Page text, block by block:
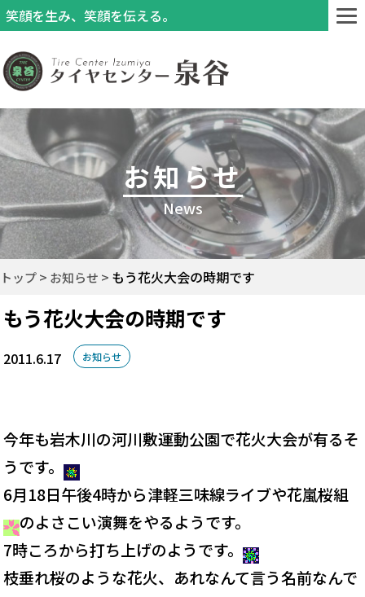
笑顔を生み、笑顔を伝える。
お知らせ
News
トップ お知らせ もう花火大会の時期です
もう花火大会の時期です
2011.6.17 お知らせ
今年も岩木川の河川敷運動公園で花火大会が有るそ
うです。
6月18日午後4時から津軽三味線ライブや花嵐桜組
のよさこい演舞をやるようです。
7時ころから打ち上げのようです。
枝垂れ桜のような花火、あれなんて言う名前なんで